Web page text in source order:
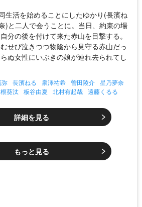
生活を始めることにしたゆかり(長濱ね
)と二人で会うことに。当日、約束の場
分の後を付けて来た赤山を目撃する。
せび泣きつつ物陰から見守る赤山だっ
ぬ女性にいぶきの娘が連れ去られてし
弥 長濱ねる 泉澤祐希 曽田陵介 星乃夢奈
葵汰 板谷由夏 北村有起哉 遠藤くるる
詳細を見る
もっと見る